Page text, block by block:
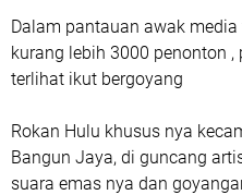
Dalam pantauan awak
kurang lebih 3000 penonton
terlihat ikut bergoyang
Rokan Hulu khusus nya
Bangun Jaya, di guncang
suara emas nya dan